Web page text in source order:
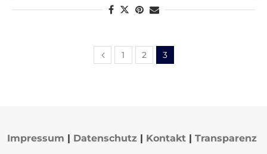
1 2 3
Impressum | Datenschutz | Kontakt | Transparenz